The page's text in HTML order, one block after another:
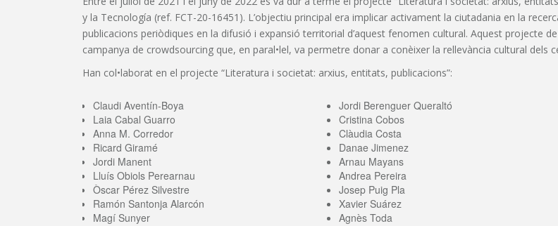
y la Tecnología (ref. FCT-20-16451). L’objectiu principal era implicar activament la ciutadania en la
publicacions periòdiques en la difusió i expansió territorial d’aquest fenomen cultural. Aquest projecte
campanya de crowdsourcing que, en paral•lel, va permetre donar a conèixer la rellevància cultural dels
Han col•laborat en el projecte “Literatura i societat: arxius, entitats, publicacions”:
Claudi Aventín-Boya Jordi Berenguer Queraltó
Laia Cabal Guarro
Cristina Cobos
Anna M. Corredor
Clàudia Costa
Ricard Giramé
Danae Jimenez
Jordi Manent
Arnau Mayans
Lluís Obiols Perearnau
Andrea Pereira
Òscar Pérez Silvestre
Josep Puig Pla
Ramón Santonja Alarcón
Xavier Suárez
Magí Sunyer
Agnès Toda